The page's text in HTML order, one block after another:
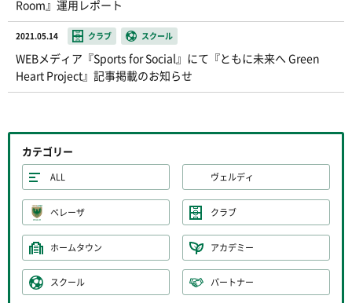
Room』運用レポート
2021.05.14 クラブ スクール
WEBメディア『Sports for Social』にて『ともに未来へ Green
Heart Project』記事掲載のお知らせ
カテゴリー
ALL ヴェルディ
ベレーザ クラブ
ホームタウン アカデミー
スクール パートナー